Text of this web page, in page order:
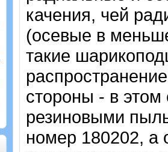
качения, чей
(осевые в
такие
стороны - в
резиновыми
номер 180202, а